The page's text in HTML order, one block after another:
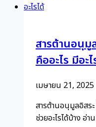
อะไร
บ้าง
สำคัญ
อย่างไร
สารต้านอนุ
คืออะไร มีอะ
เมษายน 21, 2025
สารต้านอนุมูลอิสร
ช่วยอะไรได้บ้าง อ่า